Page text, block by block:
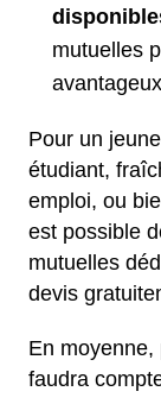
mutuelles
Pour un
étudiant,
emploi, ou
est possible
mutuelles
devis
En moyenne,
faudra